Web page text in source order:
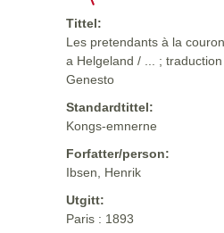
Tittel:
Les pretendants à la
a Helgeland / ... ;
Genesto
Standardtittel:
Kongs-emnerne
Forfatter/person:
Ibsen, Henrik
Utgitt:
Paris : 1893